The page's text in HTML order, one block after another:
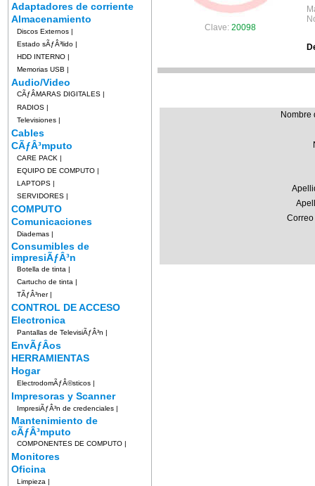
Adaptadores de corriente
Almacenamiento
Discos Externos |
Estado sÃƒÂ³lido |
HDD INTERNO |
Memorias USB |
Audio/Video
CÃƒÂMARAS DIGITALES |
RADIOS |
Televisiones |
Cables
CÃƒÂ³mputo
CARE PACK |
EQUIPO DE COMPUTO |
LAPTOPS |
SERVIDORES |
COMPUTO
Comunicaciones
Diademas |
Consumibles de
impresiÃƒÂ³n
Botella de tinta |
Cartucho de tinta |
TÃƒÂ³ner|
CONTROL DE ACCESO
Electronica
Pantallas de TelevisiÃƒÂ³n |
EnvÃƒÂ­os
HERRAMIENTAS
Hogar
ElectrodomÃƒÂ©sticos |
Impresoras y Scanner
ImpresiÃƒÂ³n de credenciales |
Mantenimiento de
cÃƒÂ³mputo
COMPONENTES DE COMPUTO |
Monitores
Oficina
Limpieza |
Clave:20098
Nombre